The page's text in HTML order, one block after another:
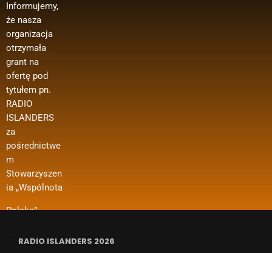
Informujemy,
że nasza
organizacja
otrzymała
grant na
ofertę pod
tytułem pn.
RADIO
ISLANDERS
za
pośrednictwe
m
Stowarzyszen
ia „Wspólnota
Polska”.
Dofinansowan
ie oferty z
Ministerstwa
Spraw
Zagranicznyc
h w ramach
konkursu
„Polonia i
Polacy za
Granicą 2024
RADIO ISLANDERS 2026